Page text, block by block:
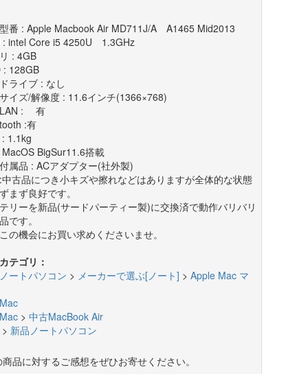
番 : Apple Macbook Air MD711J/A A1465 Mid2013
: intel Core i5 4250U 1.3GHz
: 4GB
: 128GB
ライブ : なし
イズ/解像度 : 11.6インチ(1366×768)
: 有
:有
1.1kg
BigSur11.6搭載
属品 : ACアダプター(社外製)
中古品につき小キズや擦れなどはありますが全体的な状態
まず良好です。
リーを新品(サードパーティー製)に交換済で動作バリバリ
です。
の機会にお買い求めくださいませ。
テゴリ：
ートパソコン > メーカーで選ぶ[ノート] > Apple Mac マ
> 中古MacBook Air
> 新品ノートパソコン
商品に対するご感想をぜひお寄せください。